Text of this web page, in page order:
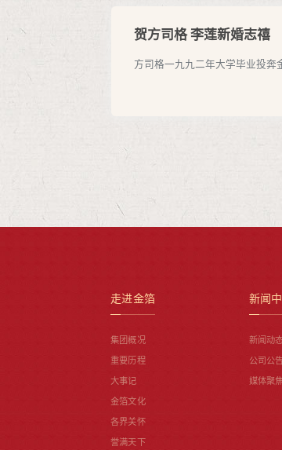
贺方司格 李莲新婚志禧
方司格一九九二年大学毕业投奔
走进金箔
集团概况
重要历程
大事记
金箔文化
各界关怀
誉满天下
新闻
新闻动
公司公
媒体聚